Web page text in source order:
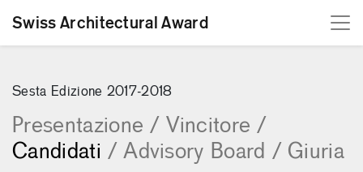
Swiss Architectural Award
Sesta Edizione 2017-2018
Presentazione / Vincitore /
Candidati / Advisory Board / Giuria